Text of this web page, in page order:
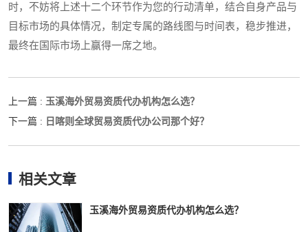
时，不妨将上述十二个环节作为您的行动清单，结合自身产品与
目标市场的具体情况，制定专属的路线图与时间表，稳步推进，
最终在国际市场上赢得一席之地。
上一篇 : 玉溪海外贸易资质代办机构怎么选？
下一篇 : 日喀则全球贸易资质代办公司那个好？
相关文章
玉溪海外贸易资质代办机构怎么选？